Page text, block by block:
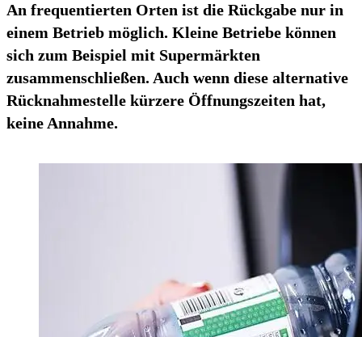
An frequentierten Orten ist die Rückgabe nur in
einem Betrieb möglich. Kleine Betriebe können
sich zum Beispiel mit Supermärkten
zusammenschließen. Auch wenn diese alternative
Rücknahmestelle kürzere Öffnungszeiten hat,
keine Annahme.